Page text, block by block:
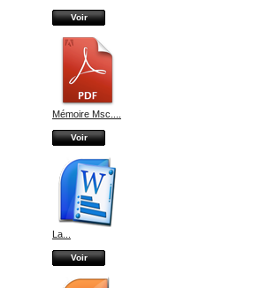
Voir
Mémoire Msc....
Voir
La...
Voir